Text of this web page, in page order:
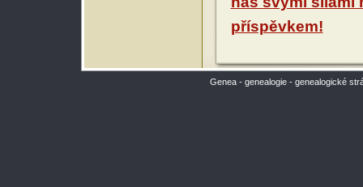
příspěvkem!
Genea - genealogie - genealogické